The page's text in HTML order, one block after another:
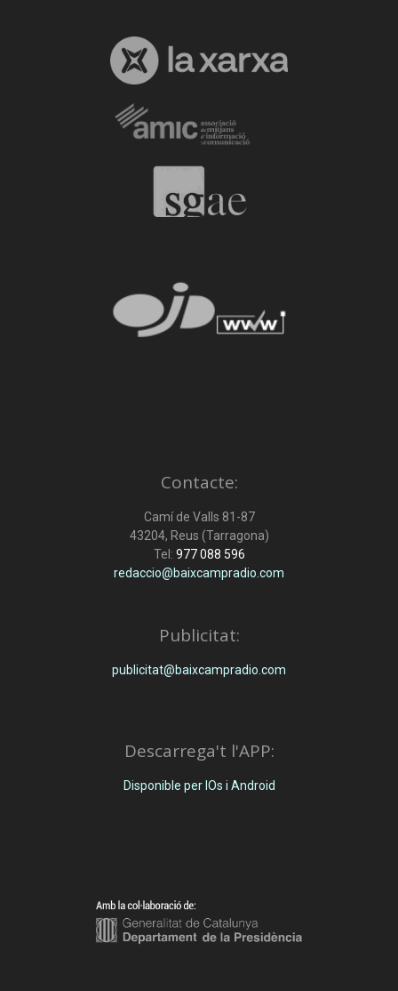
Contacte:
Camí de Valls 81-87
43204, Reus (Tarragona)
Tel: 977 088 596
redaccio@baixcampradio.com
Publicitat:
publicitat@baixcampradio.com
Descarrega't l'APP:
Disponible per IOs i Android